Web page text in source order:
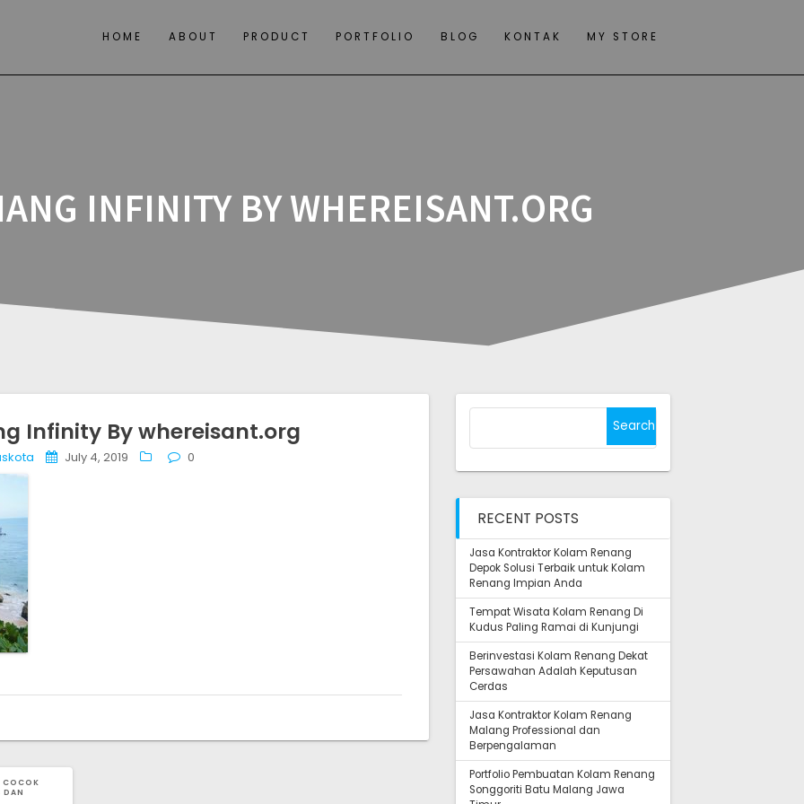
HOME ABOUT PRODUCT PORTFOLIO BLOG KONTAK MY STORE
INFINITY BY WHEREISANT.ORG
Infinity By whereisant.org
July 4, 2019 0
COCOK
DAN
Search
RECENT POSTS
Jasa Kontraktor Kolam Renang
Depok Solusi Terbaik untuk Kolam
Renang Impian Anda
Tempat Wisata Kolam Renang Di
Kudus Paling Ramai di Kunjungi
Berinvestasi Kolam Renang Dekat
Persawahan Adalah Keputusan
Cerdas
Jasa Kontraktor Kolam Renang
Malang Professional dan
Berpengalaman
Portfolio Pembuatan Kolam Renang
Songgoriti Batu Malang Jawa